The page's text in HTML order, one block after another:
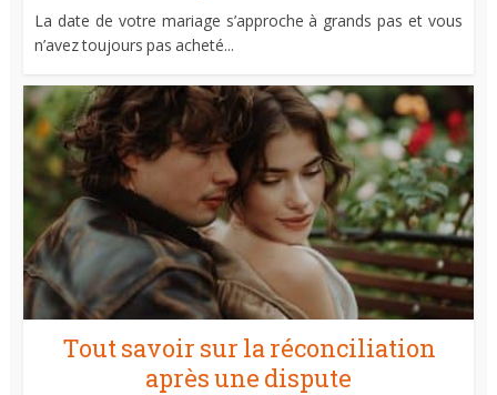
La date de votre mariage s’approche à grands pas et vous
n’avez toujours pas acheté...
Tout savoir sur la réconciliation
après une dispute